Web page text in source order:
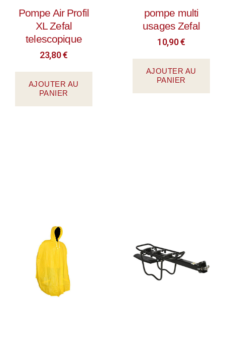
Pompe Air Profil
XL Zefal
telescopique
23,80€
AJOUTER AU
PANIER
pompe multi
usages Zefal
10,90€
AJOUTER AU
PANIER